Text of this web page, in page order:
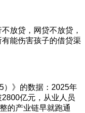
放贷，网贷不放贷，
能伤害孩子的借贷渠
）》的数据：2025年
亿元，从业人员
的产业链早就跑通